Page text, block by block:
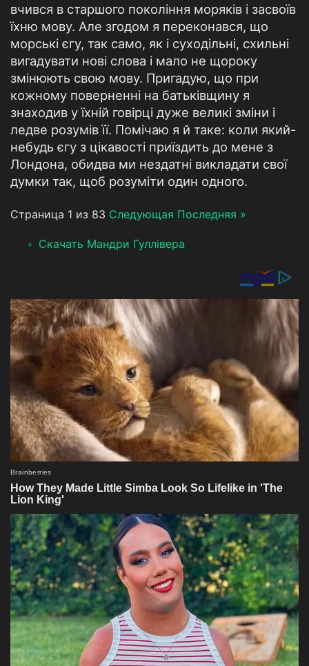
вчився в старшого покоління моряків і засвоїв
їхню мову. Але згодом я переконався, що
морські єгу, так само, як і суходільні, схильні
вигадувати нові слова і мало не щороку
змінюють свою мову. Пригадую, що при
кожному поверненні на батьківщину я
знаходив у їхній говірці дуже великі зміни і
ледве розумів її. Помічаю я й таке: коли який-
небудь єгу з цікавості приїздить до мене з
Лондона, обидва ми нездатні викладати свої
думки так, щоб розуміти один одного.
Страница 1 из 83 Следующая Последняя »
Скачать Мандри Гуллівера